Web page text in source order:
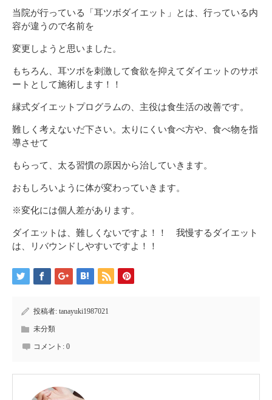
当院が行っている「耳ツボダイエット」とは、行っている内
容が違うので名前を
変更しようと思いました。
もちろん、耳ツボを刺激して食欲を抑えてダイエットのサポ
ートとして施術します！！
縁式ダイエットプログラムの、主役は食生活の改善です。
難しく考えないだ下さい。太りにくい食べ方や、食べ物を指
導させて
もらって、太る習慣の原因から治していきます。
おもしろいように体が変わっていきます。
※変化には個人差があります。
ダイエットは、難しくないですよ！！ 我慢するダイエット
は、リバウンドしやすいですよ！！
投稿者: tanayuki1987021
未分類
コメント: 0